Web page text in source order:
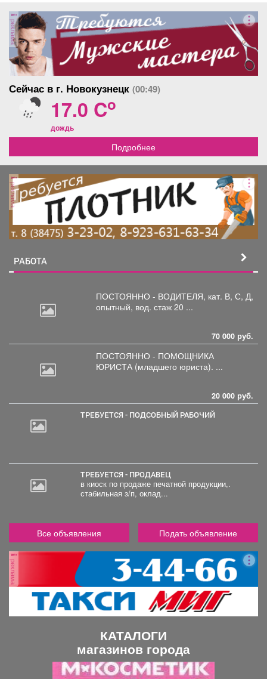
реклама
Сейчас в г. Новокузнецк (00:49)
17.0 Co
дождь
Подробнее
реклама
РАБОТА
ПОСТОЯННО - ВОДИТЕЛЯ, кат. В, С, Д,
опытный, вод. стаж 20 ...
70 000 руб.
ПОСТОЯННО - ПОМОЩНИКА
ЮРИСТА
(младшего юриста). ...
20 000 руб.
ТРЕБУЕТСЯ - ПОДСОБНЫЙ РАБОЧИЙ
ТРЕБУЕТСЯ - ПРОДАВЕЦ
в киоск по продаже печатной продукции,.
стабильная з/п, оклад...
Все объявления Подать объявление
реклама
КАТАЛОГИ
магазинов города